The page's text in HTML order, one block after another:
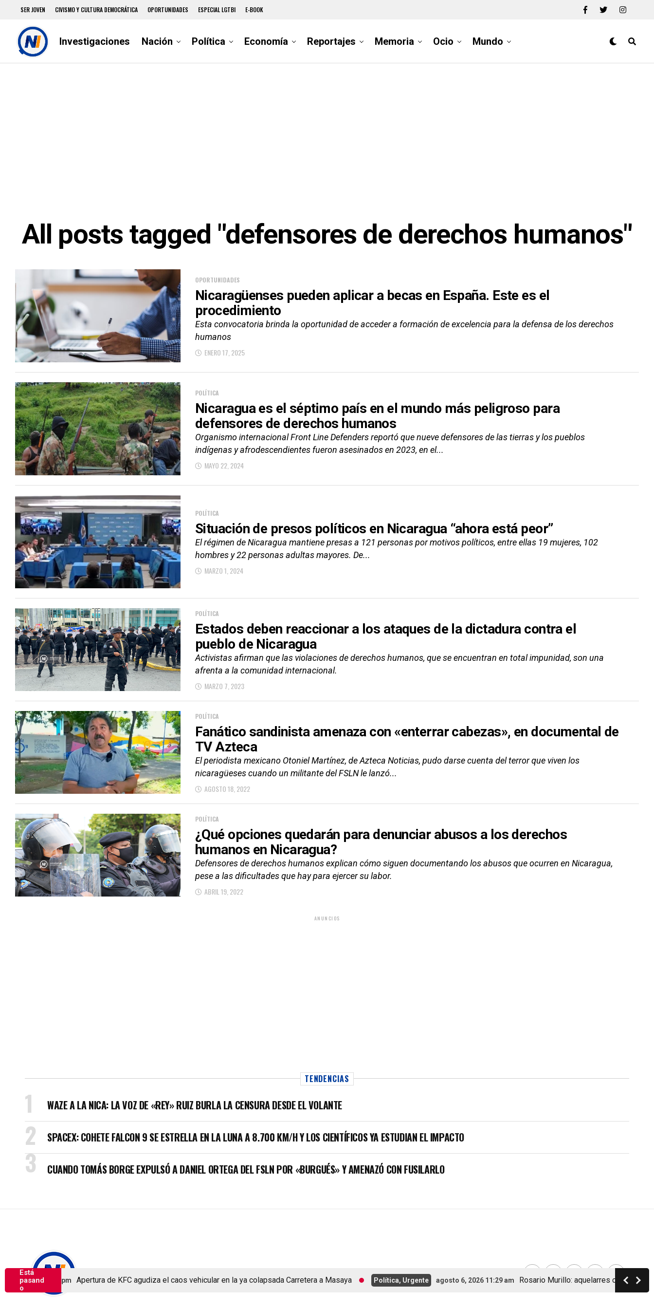
SER JOVEN CIVISMO Y CULTURA DEMOCRÁTICA OPORTUNIDADES ESPECIAL LGTBI E-BOOK
Investigaciones Nación Política Economía Reportajes Memoria Ocio Mundo
Está
pasand
o
6, 2026 1:25 pm Apertura de KFC agudiza el caos vehicular en la ya colapsada Carretera a Masaya Política, Urgente agosto 6, 2026 11:29 am Rosario Murillo: aquelarres con ministros,
All posts tagged "defensores de derechos humanos"
OPORTUNIDADES
Nicaragüenses pueden aplicar a becas en España. Este es el
procedimiento
Esta convocatoria brinda la oportunidad de acceder a formación de excelencia para la defensa de los derechos
humanos
ENERO 17, 2025
POLÍTICA
Nicaragua es el séptimo país en el mundo más peligroso para
defensores de derechos humanos
Organismo internacional Front Line Defenders reportó que nueve defensores de las tierras y los pueblos
indígenas y afrodescendientes fueron asesinados en 2023, en el...
MAYO 22, 2024
POLÍTICA
Situación de presos políticos en Nicaragua “ahora está peor”
El régimen de Nicaragua mantiene presas a 121 personas por motivos políticos, entre ellas 19 mujeres, 102
hombres y 22 personas adultas mayores. De...
MARZO 1, 2024
POLÍTICA
Estados deben reaccionar a los ataques de la dictadura contra el
pueblo de Nicaragua
Activistas afirman que las violaciones de derechos humanos, que se encuentran en total impunidad, son una
afrenta a la comunidad internacional.
MARZO 7, 2023
POLÍTICA
Fanático sandinista amenaza con «enterrar cabezas», en documental de
TV Azteca
El periodista mexicano Otoniel Martínez, de Azteca Noticias, pudo darse cuenta del terror que viven los
nicaragüeses cuando un militante del FSLN le lanzó...
AGOSTO 18, 2022
POLÍTICA
¿Qué opciones quedarán para denunciar abusos a los derechos
humanos en Nicaragua?
Defensores de derechos humanos explican cómo siguen documentando los abusos que ocurren en Nicaragua,
pese a las dificultades que hay para ejercer su labor.
ABRIL 19, 2022
ANUNCIOS
TENDENCIAS
WAZE A LA NICA: LA VOZ DE «REY» RUIZ BURLA LA CENSURA DESDE EL VOLANTE
SPACEX: COHETE FALCON 9 SE ESTRELLA EN LA LUNA A 8.700 KM/H Y LOS CIENTÍFICOS YA ESTUDIAN EL IMPACTO
CUANDO TOMÁS BORGE EXPULSÓ A DANIEL ORTEGA DEL FSLN POR «BURGUÉS» Y AMENAZÓ CON FUSILARLO